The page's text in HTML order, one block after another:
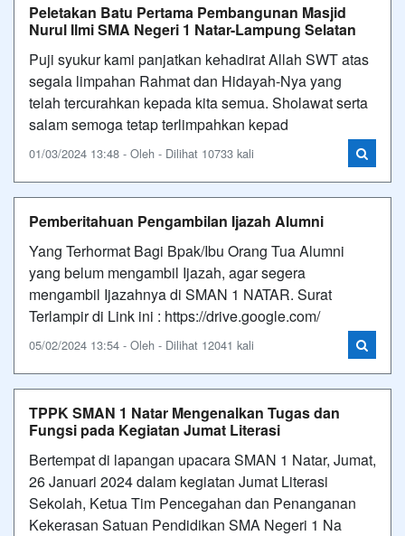
Peletakan Batu Pertama Pembangunan Masjid
Nurul Ilmi SMA Negeri 1 Natar-Lampung Selatan
Puji syukur kami panjatkan kehadirat Allah SWT atas
segala limpahan Rahmat dan Hidayah-Nya yang
telah tercurahkan kepada kita semua. Sholawat serta
salam semoga tetap terlimpahkan kepad
01/03/2024 13:48 - Oleh - Dilihat 10733 kali
Pemberitahuan Pengambilan Ijazah Alumni
Yang Terhormat Bagi Bpak/Ibu Orang Tua Alumni
yang belum mengambil Ijazah, agar segera
mengambil Ijazahnya di SMAN 1 NATAR. Surat
Terlampir di Link ini : https://drive.google.com/
05/02/2024 13:54 - Oleh - Dilihat 12041 kali
TPPK SMAN 1 Natar Mengenalkan Tugas dan
Fungsi pada Kegiatan Jumat Literasi
Bertempat di lapangan upacara SMAN 1 Natar, Jumat,
26 Januari 2024 dalam kegiatan Jumat Literasi
Sekolah, Ketua Tim Pencegahan dan Penanganan
Kekerasan Satuan Pendidikan SMA Negeri 1 Na